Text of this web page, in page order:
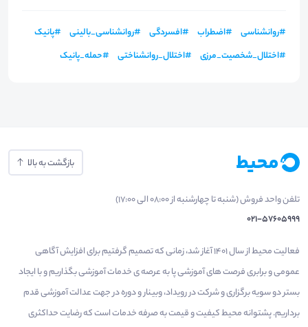
#روانشناسی #اضطراب #افسردگی #روانشناسی_بالینی #پانیک
#اختلال_شخصیت_مرزی #اختلال_روانشناختی #حمله_پانیک
بازگشت به بالا
تلفن واحد فروش (شنبه تا چهارشنبه از 08:00 الی 17:00)
021-57605999
فعالیت محیط از سال 1401 آغاز شد، زمانی که تصمیم گرفتیم برای افزایش آگاهی
عمومی و برابری فرصت های آموزشی پا به عرصه ی خدمات آموزشی بگذاریم و با ایجاد
بستر دو سویه برگزاری و شرکت در رویداد، وبینار و دوره در جهت عدالت آموزشی قدم
برداریم. پشتوانه محیط کیفیت و قیمت به صرفه خدمات است که رضایت حداکثری